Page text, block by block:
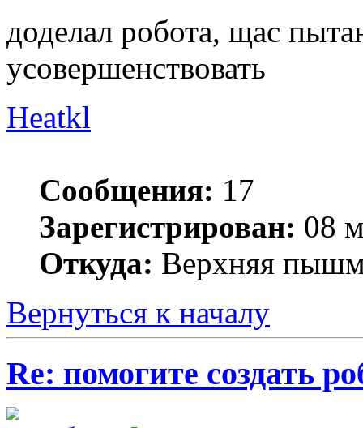
доделал робота, щас
усовершенствовать
Heatkl
Сообщения: 17
Зарегистрирован: 08
Откуда: Верхняя
Вернуться к началу
Re: помогите создать